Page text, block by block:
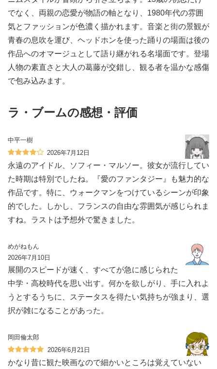
でなく、両親の恋愛が物語の軸となり、1980年代の雰囲
気とファッションが色濃く描かれます。音楽と街の景観が
青春の息吹を運び、ヘッドホンを使った踊りの場面は後の
作品へのオマージュとして語り継がれる名場面です。登場
人物の素直さと大人の葛藤が交錯し、観る者を温かな感傷
で包み込みます。
ラ・ブームの感想・評価
中平一樹
2026年7月12日
永遠のアイドル、ソフィー・マルソー。彼女が流行してい
た時期は特別でしたね。『愛のファンタジー』も魅力的な
作品です。特に、ウォークマンをつけているシーンが印象
的でした。しかし、フランスの自由な雰囲気が感じられま
すね。ラストは予想外で驚きました。
めがねもん
2026年7月10日
展開のスピードが速く、すべてが急に感じられた
中学・高校時代を思い出す。何かを欲しがり、手に入れよ
うとするうちに、ステータスを得たい気持ちが強まり、選
択が雑になることがあった。
岡田倫太郎
2026年6月21日
かなり昔に観た映画なので細かいところは覚えていない